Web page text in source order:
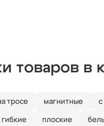
товаров в
тросе магнитные
гибкие плоские